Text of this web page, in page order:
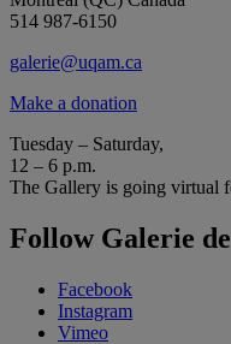
514 987-6150
galerie@uqam.ca
Make a donation
Tuesday – Saturday,
12 – 6 p.m.
The Gallery is going virtual
Follow Galerie
Facebook
Instagram
Vimeo